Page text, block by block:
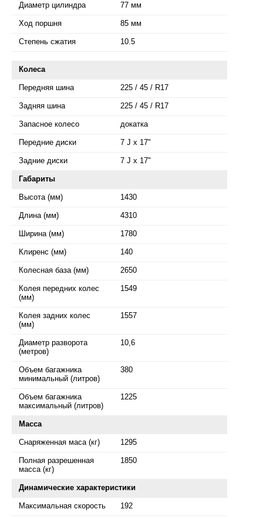
Диаметр цилиндра 77 мм
Ход поршня 85 мм
Степень сжатия 10.5
Колеса
Передняя шина 225 / 45 / R17
Задняя шина 225 / 45 / R17
Запасное колесо докатка
Передние диски 7 J x 17"
Задние диски 7 J x 17"
Габариты
Высота (мм) 1430
Длина (мм) 4310
Ширина (мм) 1780
Клиренс (мм) 140
Колесная база (мм) 2650
Колея передних колес
(мм)
1549
Колея задних колес
(мм)
1557
Диаметр разворота
(метров)
10,6
Объем багажника
минимальный (литров)
380
Объем багажника
максимальный (литров)
1225
Масса
Снаряженная маса (кг) 1295
Полная разрешенная
масса (кг)
1850
Динамические характеристики
Максимальная скорость 192